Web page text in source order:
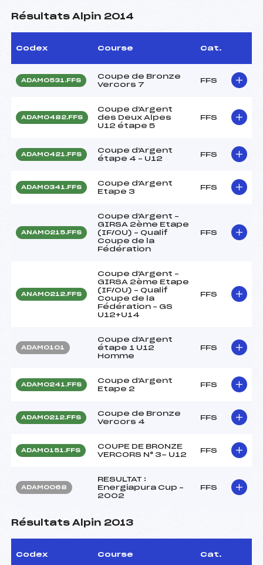
Résultats Alpin 2014
Codex Course Cat.
ADAM0531.FFS
Coupe de Bronze
Vercors 7
FFS
ADAM0482.FFS
Coupe d'Argent
des Deux Alpes
U12 étape 5
FFS
ADAM0421.FFS
Coupe d'Argent
étape 4 – U12
FFS
ADAM0341.FFS
Coupe d'Argent
Etape 3
FFS
ANAM0215.FFS
Coupe d'Argent –
GIRSA 2ème Etape
(IF/OU) – Qualif
Coupe de la
Fédération
FFS
ANAM0212.FFS
Coupe d'Argent –
GIRSA 2ème Etape
(IF/OU) – Qualif
Coupe de la
Fédération – GS
U12+U14
FFS
ADAM0101
Coupe d'Argent
étape 1 U12
Homme
FFS
ADAM0241.FFS
Coupe d'Argent
Etape 2
FFS
ADAM0212.FFS
Coupe de Bronze
Vercors 4
FFS
ADAM0151.FFS
COUPE DE BRONZE
VERCORS N° 3- U12
FFS
ADAM0068
RESULTAT :
Energiapura Cup –
2002
FFS
Résultats Alpin 2013
Codex Course Cat.